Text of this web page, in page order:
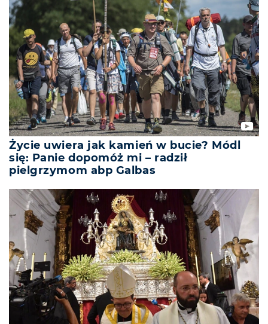
Życie uwiera jak kamień w bucie? Módl
się: Panie dopomóż mi – radził
pielgrzymom abp Galbas